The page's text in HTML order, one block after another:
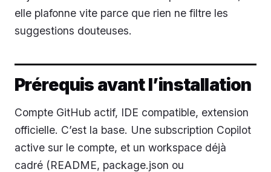
elle plafonne vite parce que rien ne filtre les
suggestions douteuses.
Prérequis avant l’installation
Compte GitHub actif, IDE compatible, extension
officielle. C’est la base. Une subscription Copilot
active sur le compte, et un workspace déjà
cadré (README, package.json ou